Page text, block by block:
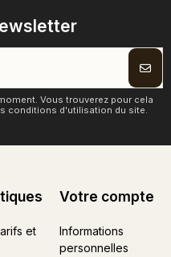
Vous trouverez pour cela
conditions d'utilisation du site.
et
Votre compte
Informations
personnelles